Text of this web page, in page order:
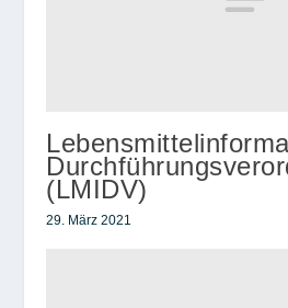
(LMIDV)
29. März 2021